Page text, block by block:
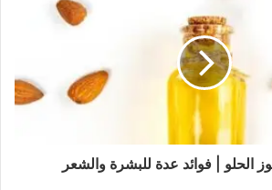
الحلو | فوائد عدة للبشرة والشعر